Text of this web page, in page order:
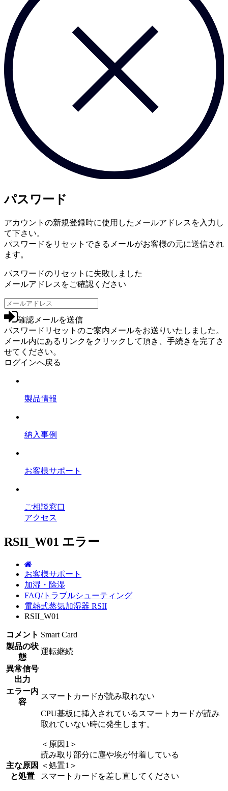
パスワード
アカウントの新規登録時に使用したメールアドレスを入力し
て下さい。
パスワードをリセットできるメールがお客様の元に送信され
ます。
パスワードのリセットに失敗しました
メールアドレスをご確認ください
確認メールを送信
パスワードリセットのご案内メールをお送りいたしました。
メール内にあるリンクをクリックして頂き、手続きを完了さ
せてください。
ログインへ戻る
製品情報
納入事例
お客様サポート
ご相談窓口
アクセス
RSII_W01 エラー
お客様サポート
加湿・除湿
FAQ/トラブルシューティング
電熱式蒸気加湿器 RSII
RSII_W01
コメント Smart Card
製品の状
態
運転継続
異常信号
出力
エラー内
容
スマートカードが読み取れない
主な原因
と処置
CPU基板に挿入されているスマートカードが読み
取れていない時に発生します。
＜原因1＞
読み取り部分に塵や埃が付着している
＜処置1＞
スマートカードを差し直してください